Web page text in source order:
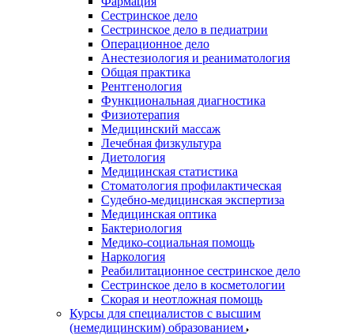
Сестринское дело
Сестринское дело в педиатрии
Операционное дело
Анестезиология и реаниматология
Общая практика
Рентгенология
Функциональная диагностика
Физиотерапия
Медицинский массаж
Лечебная физкультура
Диетология
Медицинская статистика
Стоматология профилактическая
Судебно-медицинская экспертиза
Медицинская оптика
Бактериология
Медико-социальная помощь
Наркология
Реабилитационное сестринское дело
Сестринское дело в косметологии
Скорая и неотложная помощь
Курсы для специалистов с высшим
(немедицинским) образованием